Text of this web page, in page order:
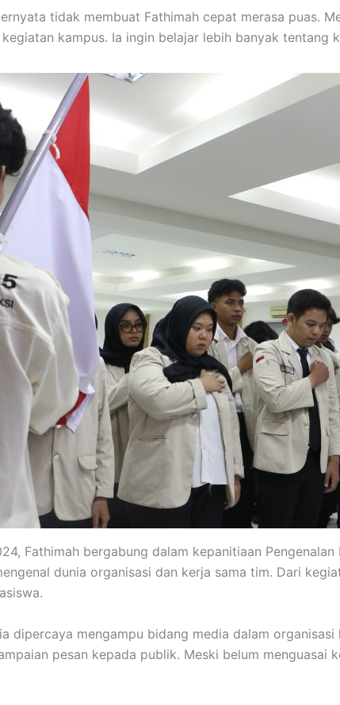
tidak membuat Fathimah cepat merasa puas.
kampus. Ia ingin belajar lebih banyak tentang
Fathimah bergabung dalam kepanitiaan
dunia organisasi dan kerja sama tim. Dari
dipercaya mengampu bidang media dalam
pesan kepada publik. Meski belum